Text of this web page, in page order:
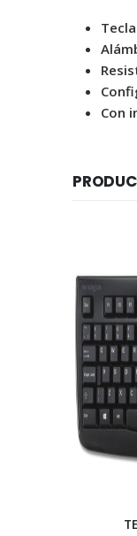
Con